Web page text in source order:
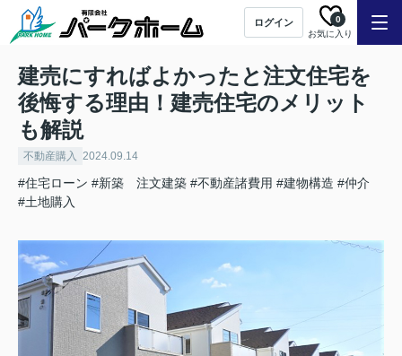
ログイン
お気に入り
0
建売にすればよかったと注文住宅を
後悔する理由！建売住宅のメリット
も解説
不動産購入 2024.09.14
#住宅ローン #新築 注文建築 #不動産諸費用 #建物構造 #仲介
#土地購入